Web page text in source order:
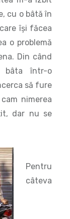
bâta într-o
să fure
nimerea
dar nu se
Pentru
câteva